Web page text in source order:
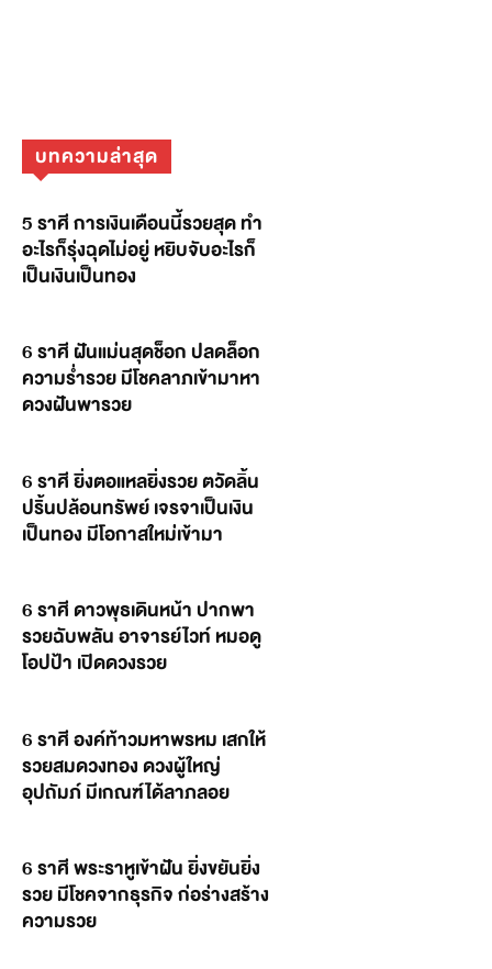
บทความล่าสุด
5 ราศี การเงินเดือนนี้รวยสุด ทำ
อะไรก็รุ่งฉุดไม่อยู่ หยิบจับอะไรก็
เป็นเงินเป็นทอง
6 ราศี ฝันแม่นสุดช็อก ปลดล็อก
ความร่ำรวย มีโชคลาภเข้ามาหา
ดวงฝันพารวย
6 ราศี ยิ่งตอแหลยิ่งรวย ตวัดลิ้น
ปริ้นปล้อนทรัพย์ เจรจาเป็นเงิน
เป็นทอง มีโอกาสใหม่เข้ามา
6 ราศี ดาวพุธเดินหน้า ปากพา
รวยฉับพลัน อาจารย์ไวท์ หมอดู
โอปป้า เปิดดวงรวย
6 ราศี องค์ท้าวมหาพรหม เสกให้
รวยสมดวงทอง ดวงผู้ใหญ่
อุปถัมภ์ มีเกณฑ์ได้ลาภลอย
6 ราศี พระราหูเข้าฝัน ยิ่งขยันยิ่ง
รวย มีโชคจากธุรกิจ ก่อร่างสร้าง
ความรวย